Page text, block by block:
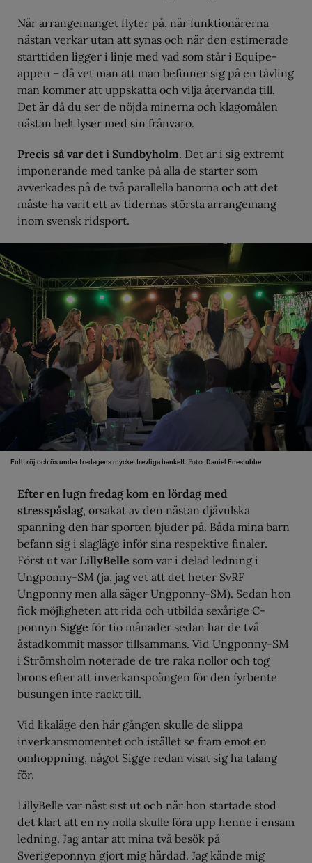
När arrangemanget flyter på, när funktionärerna
nästan verkar utan att synas och när den estimerade
starttiden ligger i linje med vad som står i Equipe-
appen – då vet man att man befinner sig på en tävling
man kommer att uppskatta och vilja återvända till.
Det är då du ser de nöjda minerna och klagomålen
nästan helt lyser med sin frånvaro.
Precis så var det i Sundbyholm. Det är i sig extremt
imponerande med tanke på alla de starter som
avverkades på de två parallella banorna och att det
måste ha varit ett av tidernas största arrangemang
inom svensk ridsport.
Fullt röj och ös under fredagens mycket trevliga bankett. Foto: Daniel Enestubbe
Efter en lugn fredag kom en lördag med
stresspåslag, orsakat av den nästan djävulska
spänning den här sporten bjuder på. Båda mina barn
befann sig i slagläge inför sina respektive finaler.
Först ut var LillyBelle som var i delad ledning i
Ungponny-SM (ja, jag vet att det heter SvRF
Ungponny men alla säger Ungponny-SM). Sedan hon
fick möjligheten att rida och utbilda sexårige C-
ponnyn Sigge för tio månader sedan har de två
åstadkommit massor tillsammans. Vid Ungponny-SM
i Strömsholm noterade de tre raka nollor och tog
brons efter att inverkanspoängen för den fyrbente
busungen inte räckt till.
Vid likaläge den här gången skulle de slippa
inverkansmomentet och istället se fram emot en
omhoppning, något Sigge redan visat sig ha talang
för.
LillyBelle var näst sist ut och när hon startade stod
det klart att en ny nolla skulle föra upp henne i ensam
ledning. Jag antar att mina två besök på
Sverigeponnyn gjort mig härdad. Jag kände mig